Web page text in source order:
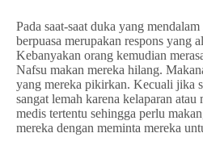
Pada saat-saat duka yang
berpuasa merupakan respons yang
Kebanyakan orang kemudian
Nafsu makan mereka hilang.
yang mereka pikirkan. Kecuali jika
sangat lemah karena kelaparan atau
medis tertentu sehingga perlu
mereka dengan meminta mereka